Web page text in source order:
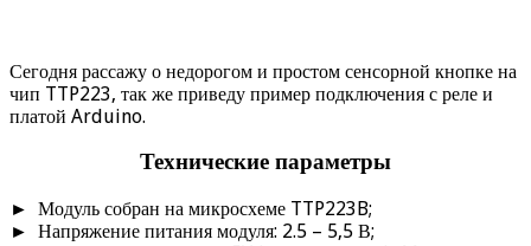
Сегодня рассажу о недорогом и простом сенсорной кнопке на
чип TTP223, так же приведу пример подключения с реле и
платой Arduino.
Технические параметры
► Модуль собран на микросхеме TTP223B;
► Напряжение питания модуля: 2.5 – 5,5 В;